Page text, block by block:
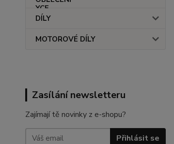
DÍLY
MOTOROVÉ DÍLY
Zasílání newsletteru
Zajímají tě novinky z e-shopu?
Přihlásit se